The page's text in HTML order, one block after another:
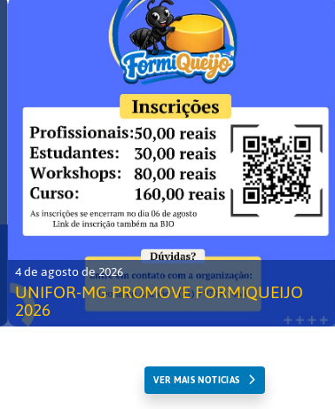
4 de agosto de 2026
UNIFOR-MG PROMOVE FORMIQUEIJO
2026
VER MAIS NOTICIAS